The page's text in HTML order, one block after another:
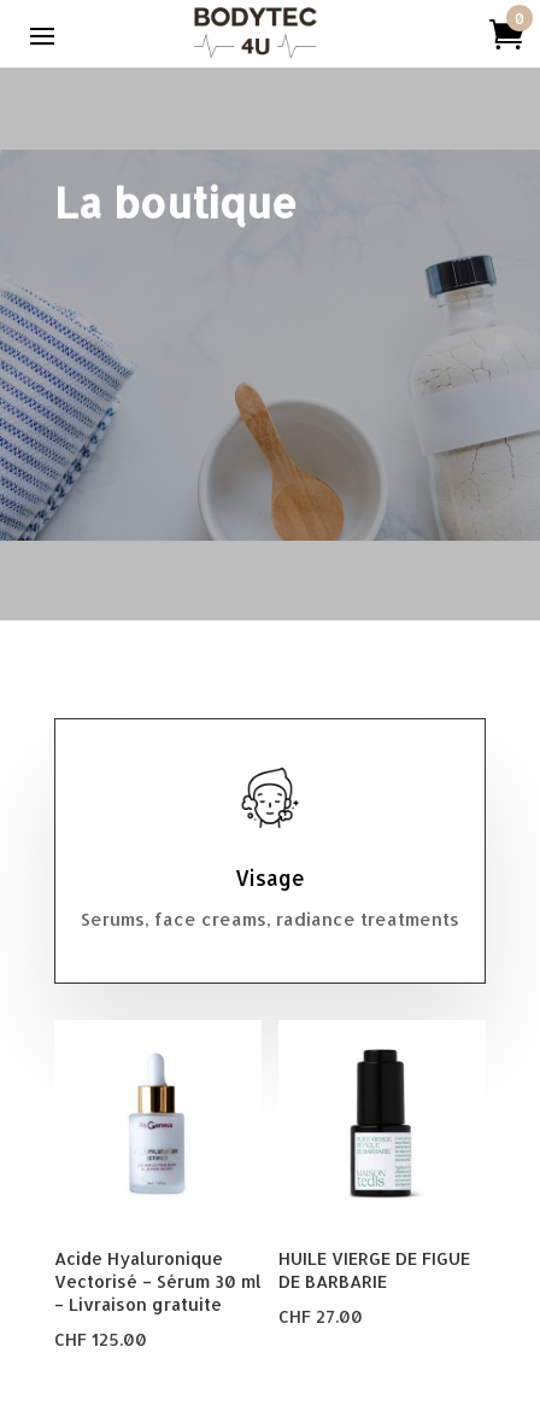

0
La boutique
Visage
Serums, face creams, radiance treatments
Acide Hyaluronique
Vectorisé – Sérum 30 ml
– Livraison gratuite
CHF125.00
HUILE VIERGE DE FIGUE
DE BARBARIE
CHF 27.00